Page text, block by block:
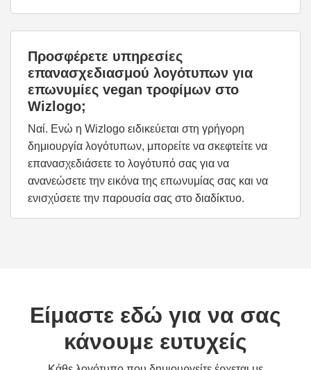
Προσφέρετε υπηρεσίες
επανασχεδιασμού λογότυπων για
επωνυμίες vegan τροφίμων στο
Wizlogo;
Ναί. Ενώ η Wizlogo ειδικεύεται στη γρήγορη
δημιουργία λογότυπων, μπορείτε να σκεφτείτε να
επανασχεδιάσετε το λογότυπό σας για να
ανανεώσετε την εικόνα της επωνυμίας σας και να
ενισχύσετε την παρουσία σας στο διαδίκτυο.
Είμαστε εδώ για να σας
κάνουμε ευτυχείς